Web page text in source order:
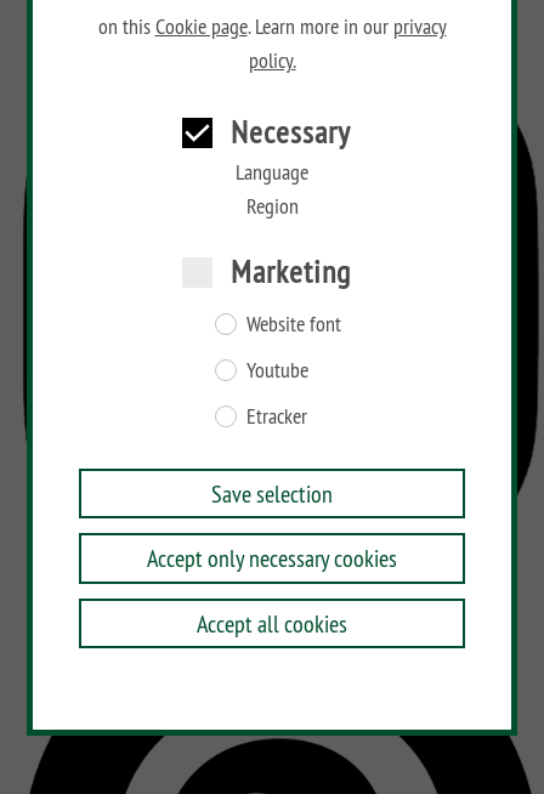
on thisCookie page. Learn more in our privacy
policy.
Necessary
Language
Region
Marketing
Website font
Youtube
Etracker
Save selection
Accept only necessary cookies
Accept all cookies
BAMBU